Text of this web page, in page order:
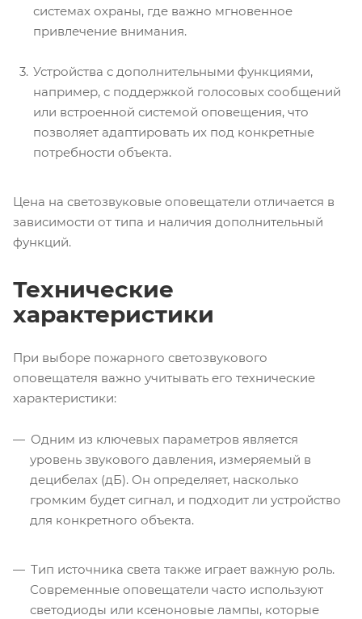
системах охраны, где важно мгновенное
привлечение внимания.
Устройства с дополнительными функциями,
например, с поддержкой голосовых сообщений
или встроенной системой оповещения, что
позволяет адаптировать их под конкретные
потребности объекта.
Цена на светозвуковые оповещатели отличается в
зависимости от типа и наличия дополнительный
функций.
Технические
характеристики
При выборе пожарного светозвукового
оповещателя важно учитывать его технические
характеристики:
Одним из ключевых параметров является
уровень звукового давления, измеряемый в
децибелах (дБ). Он определяет, насколько
громким будет сигнал, и подходит ли устройство
для конкретного объекта.
Тип источника света также играет важную роль.
Современные оповещатели часто используют
светодиоды или ксеноновые лампы, которые